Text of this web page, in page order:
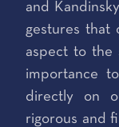
and
gestures that
aspect to the
importance
directly on
rigorous and